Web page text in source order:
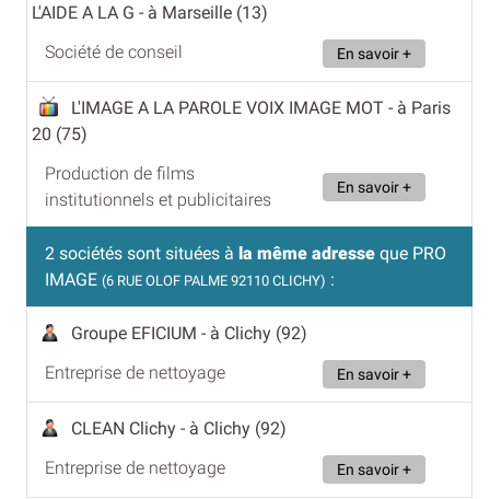
L'AIDE A LA G - à Marseille (13)
Société de conseil
En savoir +
L'IMAGE A LA PAROLE VOIX IMAGE MOT - à Paris
20 (75)
Production de films
institutionnels et publicitaires
En savoir +
2 sociétés sont situées à la même adresse que PRO
IMAGE (6 RUE OLOF PALME 92110 CLICHY) :
Groupe EFICIUM - à Clichy (92)
Entreprise de nettoyage
En savoir +
CLEAN Clichy - à Clichy (92)
Entreprise de nettoyage
En savoir +